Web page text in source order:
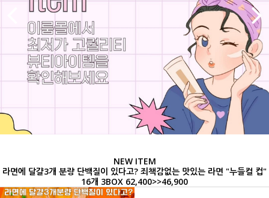
NEW ITEM
라면에 달걀3개 분량 단백질이 있다고? 죄책감없는 맛있는 라면 "누들컬 컵"
16개 3BOX 62,400>>46,900